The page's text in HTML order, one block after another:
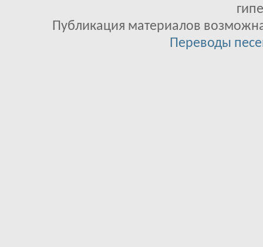
Публикация материалов
Переводы